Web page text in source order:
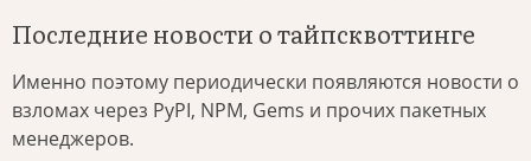
Последние новости о тайпсквоттинге
Именно поэтому периодически появляются новости о
взломах через PyPI, NPM, Gems и прочих пакетных
менеджеров.